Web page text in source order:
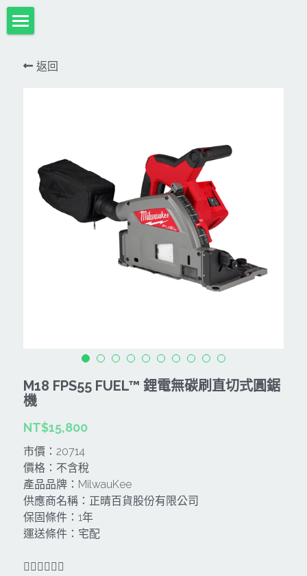
MK-POWER 充電式
牧田12V含⬇︎
牧田MT
SHINKOMI 型鋼力
Milwaukee-充電器、電池、配件
Milwaukee-12
Dewalt 電池、充電器、配件
KingTony KUANI 專業級工具
12V
型鋼力
電池、充電器、配件
DeWALT(得偉)
STANLEY(史丹利)
KINGTONY~KUANI專業級工具
Dewalt、Stanly 電池、配件
牧田
40V
牧科Maktec
插電式
電池及配件
雷射測距儀
引擎類
Bosch
充電器、電池、附件專區
機器附件
CAN TA電動工具
KOLAI格萊電動工具
Hikoki
REXON
MK-POWER
HULK 浩克
變頻電焊機、CO2、鑽孔機
五金及其它
中亞焊條產品
延長線、電線、電焊線
電焊夾及切斷器
充電器
搜索
返回
M18 FPS55 FUEL™ 鋰電無碳刷直切式圓鋸
機
NT$15,800
市價：20714
價格：不含稅
產品品牌：MilwauKee
供應商名稱：正晴百貨股份有限公司
保固條件：1年
運送條件：宅配
🐕‍🦺🐕‍🦺🐕‍🦺